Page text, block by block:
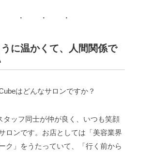
に温かくて、人間関係で
はどんなサロンですか？
タッフ同士が仲が良く、いつも笑顔
ロンです。お店としては「美容業界
ク」をうたっていて、「行く前から